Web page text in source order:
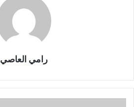
رامي العاصي